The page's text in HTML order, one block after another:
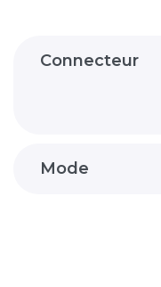
Connecteur
Mode